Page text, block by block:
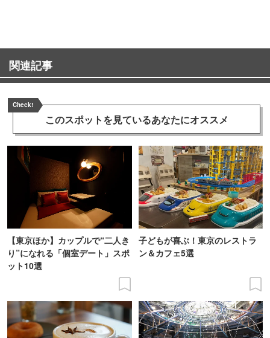
関連記事
Check!
このスポットを見ているあなたにオススメ
【東京ほか】カップルで“二人き
り”になれる「個室デート」スポ
ット10選
子どもが喜ぶ！東京のレストラ
ン＆カフェ5選